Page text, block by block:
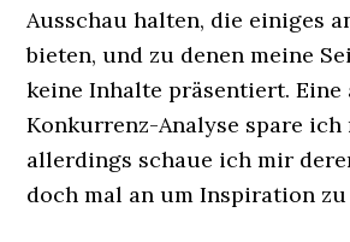
Ausschau halten, die einiges
bieten, und zu denen meine
keine Inhalte präsentiert.
Konkurrenz-Analyse spare ich
allerdings schaue ich mir
doch mal an um Inspiration zu